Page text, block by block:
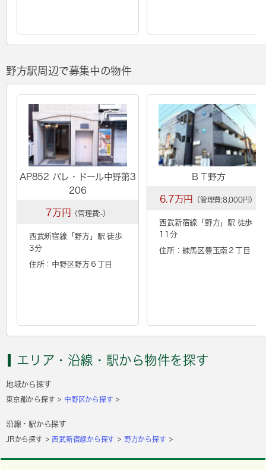
野方駅周辺で募集中の物件
AP852 パレ・ドール中野第3
206
7万円 （管理費:-）
西武新宿線「 野方」駅 徒歩
3分
住所：中野区野方６丁目
ＢＴ野方
6.7万円 （管理費:8,000円）
西武新宿線「 野方」駅 徒歩
11分
住所：練馬区豊玉南２丁目
エリア・沿線・駅から物件を探す
地域から探す
東京都から探す 中野区から探す
沿線・駅から探す
JRから探す 西武新宿線から探す 野方から探す